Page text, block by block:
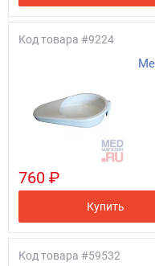
Код товара #9224
760 ₽
Купить
Код товара #59532